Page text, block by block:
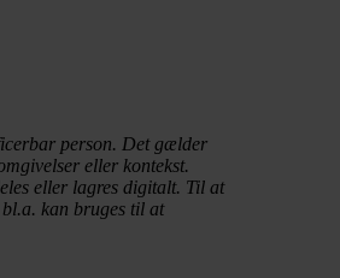
person. Det gælder
eller kontekst.
eller lagres digitalt. Til at
kan bruges til at